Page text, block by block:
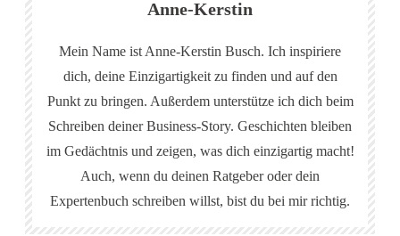
Anne-Kerstin
Mein Name ist Anne-Kerstin Busch. Ich inspiriere
dich, deine Einzigartigkeit zu finden und auf den
Punkt zu bringen. Außerdem unterstütze ich dich beim
Schreiben deiner Business-Story. Geschichten bleiben
im Gedächtnis und zeigen, was dich einzigartig macht!
Auch, wenn du deinen Ratgeber oder dein
Expertenbuch schreiben willst, bist du bei mir richtig.